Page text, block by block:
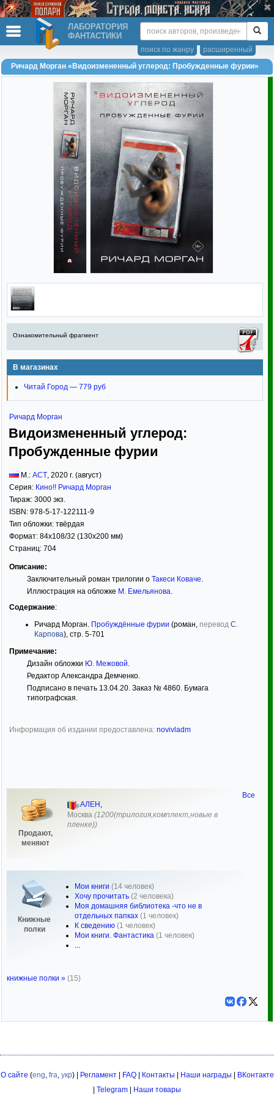
ЛАБОРАТОРИЯ
ФАНТАСТИКИ
расширенный
поиск по жанру
Ричард Морган «Видоизмененный углерод: Пробужденные фурии»
Ознакомительный фрагмент
В магазинах
Читай Город — 779 руб
Ричард Морган
Видоизмененный углерод:
Пробужденные фурии
М.: АСТ 2020 г. (август)
Серия: Кино!! Ричард Морган
Тираж: 3000 экз.
ISBN: 978-5-17-122111-9
Тип обложки: твёрдая
Формат: 84x108/32 (130x200 мм)
Страниц: 704
Описание:
Заключительный роман трилогии о Такеси Коваче
Иллюстрация на обложке М. Емельянова
Содержание:
Ричард Морган. Пробуждённые фурии (роман, перевод С.
Карпова), стр. 5-701
Примечание:
Дизайн обложки Ю. Межовой
Редактор Александра Демченко.
Подписано в печать 13.04.20. Заказ № 4860. Бумага
типографская.
Информация об издании предоставлена: novivladm
Продают,
меняют
АЛЕН ,
Москва (1200(трилогия,комплект,новые в
пленке))
Книжные
полки
Мои книги (14 человек)
Хочу прочитать (2 человека)
Моя домашняя библиотека -что не в
отдельных папках (1 человек)
К сведению (1 человек)
Мои книги. Фантастика (1 человек)
...
Все
книжные полки » (15)
О сайте (eng, fra, укр) | Регламент| FAQ| Контакты Наши награды
ВКонтакте
Telegram Наши товары